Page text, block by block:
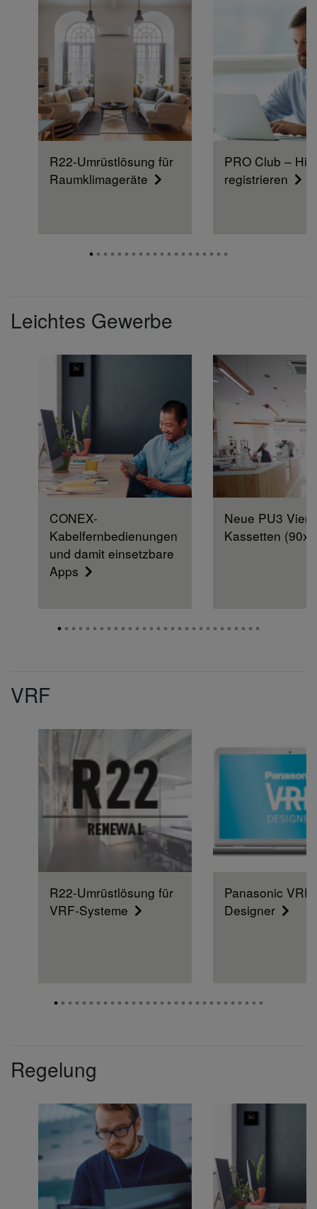
R22-Umrüstlösung für
Raumklimageräte
PRO Club –
registrieren
Leichtes Gewerbe
CONEX-
Kabelfernbedienungen
und damit einsetzbare
Apps
Neue PU3
Kassetten
VRF
R22-Umrüstlösung für
VRF-Systeme
Panasonic VRF
Designer
Regelung